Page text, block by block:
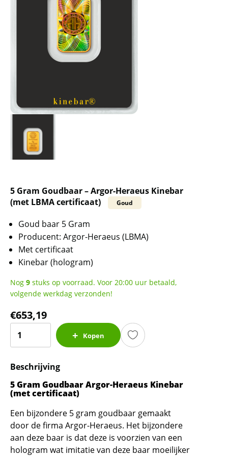
5 Gram Goudbaar – Argor-Heraeus Kinebar
(met LBMA certificaat)
Goud
Goud baar 5 Gram
Producent: Argor-Heraeus (LBMA)
Met certificaat
Kinebar (hologram)
Nog 9 stuks op voorraad. Voor 20:00 uur betaald,
volgende werkdag verzonden!
€653,19
Gram
-
Argor-
Heraeus
(met
LBMA
certificaat)
Kopen
Beschrijving
5 Gram Goudbaar Argor-Heraeus Kinebar
(met certificaat)
Een bijzondere 5 gram goudbaar gemaakt
door de firma Argor-Heraeus. Het bijzondere
aan deze baar is dat deze is voorzien van een
hologram wat imitatie van deze baar moeilijker